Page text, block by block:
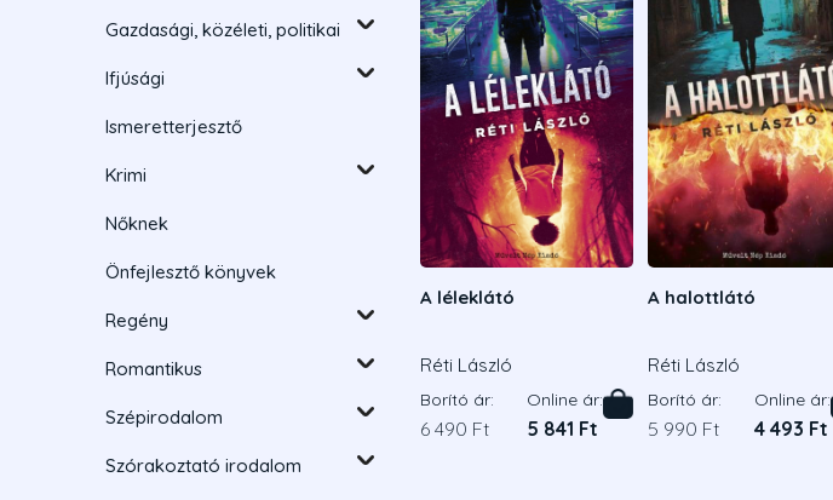
Gazdasági, közéleti, politikai
Ifjúsági
Ismeretterjesztő
Krimi
Nőknek
Önfejlesztő könyvek
Regény
Romantikus
Szépirodalom
Szórakoztató irodalom
A léleklátó
Réti László
Borító ár:
6 490 Ft
Online ár:
5 841 Ft
A halottlátó
Réti László
Borító ár:
5 990 Ft
Online ár:
4 493 Ft